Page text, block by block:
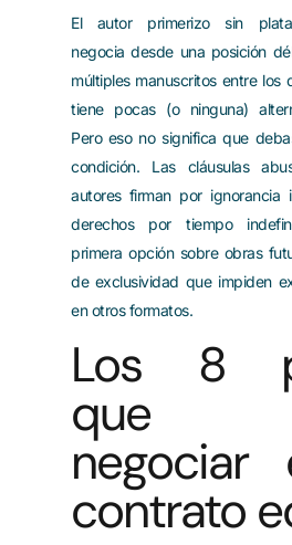
El autor primerizo sin
negocia desde una posición
múltiples manuscritos entre los
tiene pocas (o ninguna)
Pero eso no significa que
condición. Las cláusulas
autores firman por ignorancia
derechos por tiempo
primera opción sobre obras
de exclusividad que impiden
en otros formatos.
Los 8
que
contrato